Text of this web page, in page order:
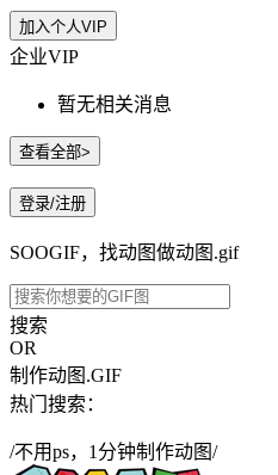
加入个人VIP
企业VIP
暂无相关消息
查看全部>
登录/注册
SOOGIF，找动图做动图.gif
搜索
OR
制作动图.GIF
热门搜索：
/不用ps，1分钟制作动图/